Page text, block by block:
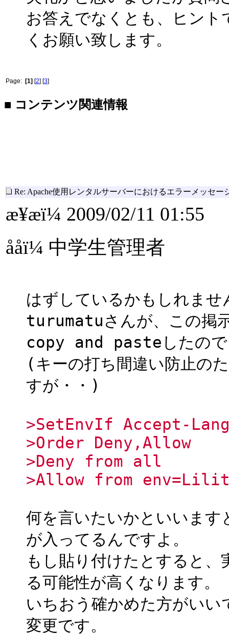
お答えでなくとも、ヒン
くお願い致します。
Page: [1] [2] [3]
■ コンテンツ関連情報
Re: Apache使用レンタルサーバーにおけるエラーメッセー
æ¥æï¼ 2009/02/11 01:55
ååï¼ 中学生管理者
はずしているかもしれませ
turumatuさんが、この掲
copy and pasteしたので
(キーの打ち間違い防止の
すが・・)
>SetEnvIf Accept-
>Order Deny,Allow
>Deny from all
>Allow from
何を言いたいかといいま
が入ってるんですよ。
もし貼り付けたとすると
る可能性が高くなります。
いちおう確かめた方がい
変更です。